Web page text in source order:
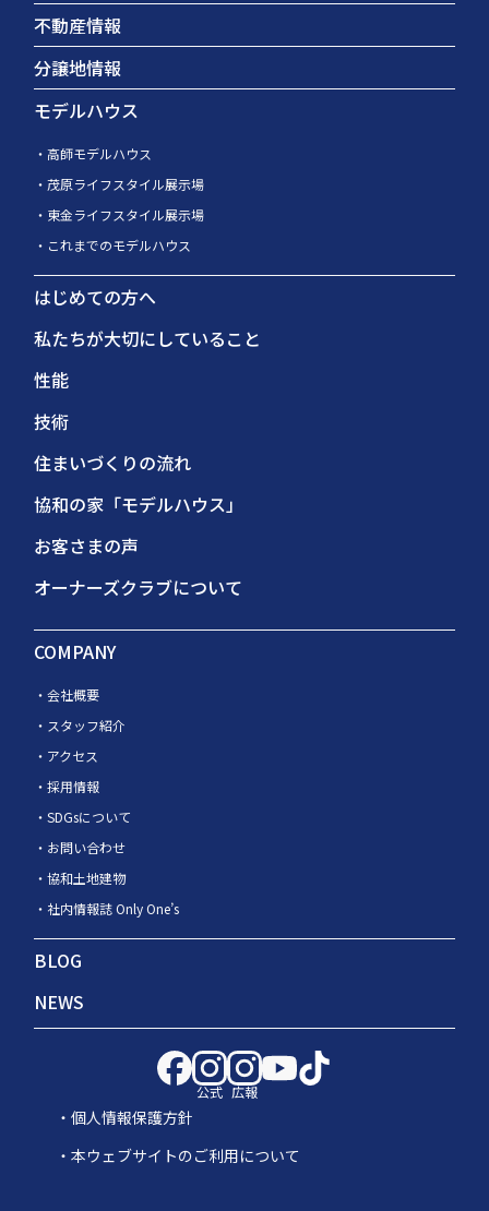
不動産情報
分譲地情報
モデルハウス
高師モデルハウス
茂原ライフスタイル展示場
東金ライフスタイル展示場
これまでのモデルハウス
はじめての方へ
私たちが大切にしていること
性能
技術
住まいづくりの流れ
協和の家「モデルハウス」
お客さまの声
オーナーズクラブについて
COMPANY
会社概要
スタッフ紹介
アクセス
採用情報
SDGsについて
お問い合わせ
協和土地建物
社内情報誌 Only One’s
BLOG
NEWS
公式 広報
個人情報保護方針
本ウェブサイトのご利用について